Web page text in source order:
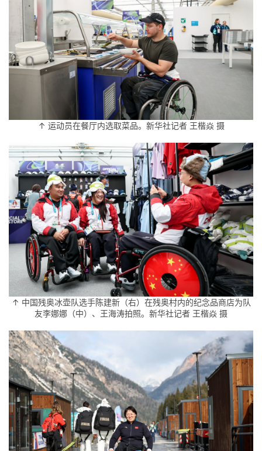
↑ 运动员在餐厅内选取菜品。新华社记者 王楷焱 摄
↑ 中国残奥冰壶队选手陈建新（右）在残奥村内的纪念品商店为队
友李娜娜（中）、王海涛拍照。新华社记者 王楷焱 摄